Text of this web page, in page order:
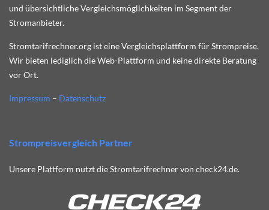
und übersichtliche Vergleichsmöglichkeiten im Segment der
Stromanbieter.
Stromtarifrechner.org ist eine Vergleichsplattform für Strompreise.
Wir bieten lediglich die Web-Plattform und keine direkte Beratung
vor Ort.
Impressum – Datenschutz
Strompreisvergleich Partner
Unsere Plattform nutzt die Stromtarifrechner von check24.de.